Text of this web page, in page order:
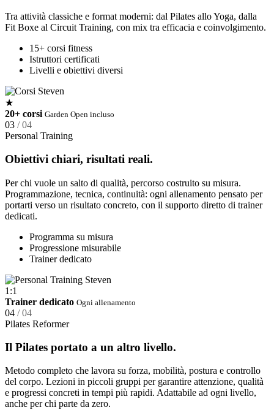
Tra attività classiche e format moderni: dal Pilates allo Yoga, dalla
Fit Boxe al Circuit Training, con mix tra efficacia e coinvolgimento.
15+ corsi fitness
Istruttori certificati
Livelli e obiettivi diversi
★
20+ corsi Garden Open incluso
03 / 04
Personal Training
Obiettivi chiari, risultati reali.
Per chi vuole un salto di qualità, percorso costruito su misura.
Programmazione, tecnica, continuità: ogni allenamento pensato per
portarti verso un risultato concreto, con il supporto diretto di trainer
dedicati.
Programma su misura
Progressione misurabile
Trainer dedicato
1:1
Trainer dedicato Ogni allenamento
04 / 04
Pilates Reformer
Il Pilates portato a un altro livello.
Metodo completo che lavora su forza, mobilità, postura e controllo
del corpo. Lezioni in piccoli gruppi per garantire attenzione, qualità
e progressi concreti in tempi più rapidi. Adattabile ad ogni livello,
anche per chi parte da zero.